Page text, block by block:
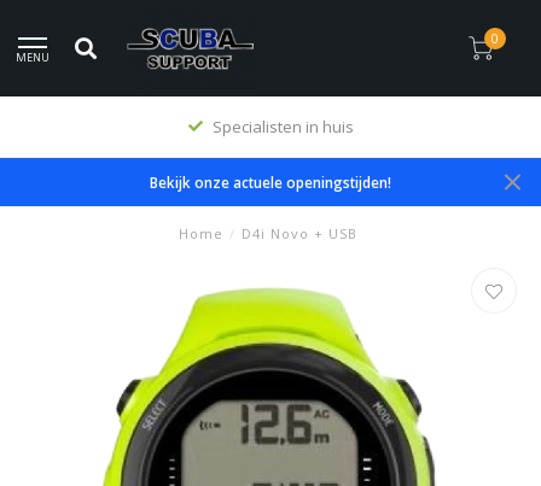
MENU
0
Specialisten in huis
Bekijk onze actuele openingstijden!
Home / D4i Novo + USB